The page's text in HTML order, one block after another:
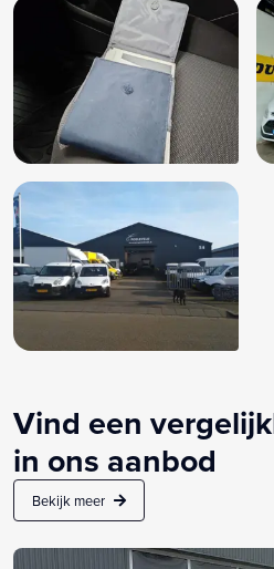
Vind een
in ons aanbod
Bekijk meer